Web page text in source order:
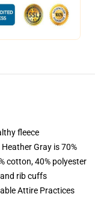
fleece
Gray is 70%
cotton, 40% polyester
rib cuffs
Attire Practices